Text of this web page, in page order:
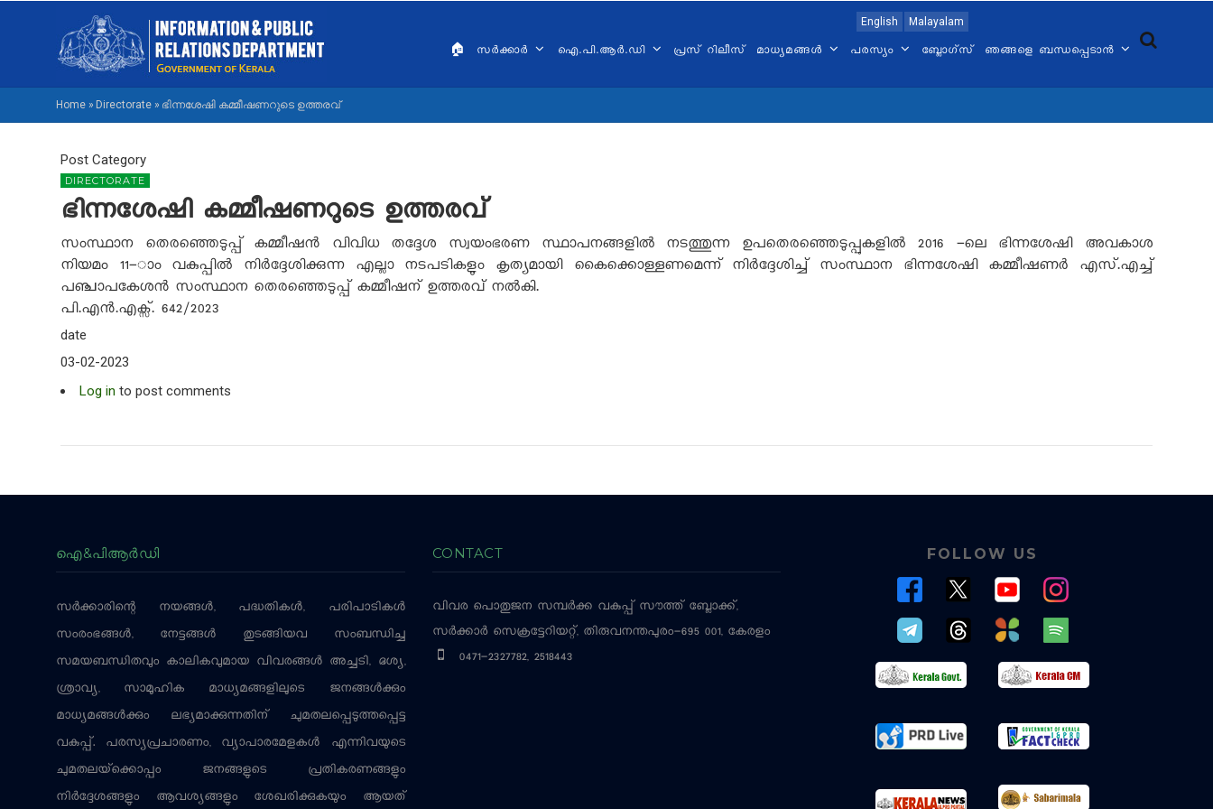
English Malayalam
NAVIGATION
🏠 സർക്കാർ ഐ.പി.ആർ.ഡി പ്രസ് റിലീസ് മാധ്യമങ്ങൾ പരസ്യം ബ്ലോഗ്സ് ഞങ്ങളെ ബന്ധപ്പെടാൻ
BREADCRUMB
Home » Directorate » ഭിന്നശേഷി കമ്മീഷണറുടെ ഉത്തരവ്
Post Category
DIRECTORATE
ഭിന്നശേഷി കമ്മീഷണറുടെ ഉത്തരവ്
സംസ്ഥാന തെരഞ്ഞെടുപ്പ് കമ്മീഷൻ വിവിധ തദ്ദേശ സ്വയംഭരണ സ്ഥാപനങ്ങളിൽ നടത്തുന്ന ഉപതെരഞ്ഞെടുപ്പുകളിൽ 2016 -ലെ ഭിന്നശേഷി അവകാശ
നിയമം 11-ാം വകുപ്പിൽ നിർദ്ദേശിക്കുന്ന എല്ലാ നടപടികളും കൃത്യമായി കൈക്കൊള്ളണമെന്ന് നിർദ്ദേശിച്ച് സംസ്ഥാന ഭിന്നശേഷി കമ്മീഷണർ എസ്.എച്ച്
പഞ്ചാപകേശൻ സംസ്ഥാന തെരഞ്ഞെടുപ്പ് കമ്മീഷന് ഉത്തരവ് നൽകി.
പി.എൻ.എക്സ്. 642/2023
date
03-02-2023
Log in to post comments
ഐ&പിആര്‍ഡി
സര്‍ക്കാരിന്റെ നയങ്ങള്‍, പദ്ധതികള്‍, പരിപാടികള്‍
സംരംഭങ്ങള്‍, നേട്ടങ്ങള്‍ തുടങ്ങിയവ സംബന്ധിച്ച
സമയബന്ധിതവും കാലികവുമായ വിവരങ്ങള്‍ അച്ചടി, ദൃശ്യ,
ശ്രാവ്യ, സാമൂഹിക മാധ്യമങ്ങളിലൂടെ ജനങ്ങള്‍ക്കും
മാധ്യമങ്ങള്‍ക്കും ലഭ്യമാക്കുന്നതിന് ചുമതലപ്പെടുത്തപ്പെട്ട
വകുപ്പ്. പരസ്യപ്രചാരണം, വ്യാപാരമേളകള്‍ എന്നിവയുടെ
ചുമതലയ്‌ക്കൊപ്പം ജനങ്ങളുടെ പ്രതികരണങ്ങളും
നിര്‍ദ്ദേശങ്ങളും ആവശ്യങ്ങളും ശേഖരിക്കുകയും ആയത്
CONTACT
വിവര പൊതുജന സമ്പര്‍ക്ക വകുപ്പ് സൗത്ത് ബ്ലോക്ക്,
സര്‍ക്കാര്‍ സെക്രട്ടേറിയറ്റ്, തിരുവനന്തപുരം-695 001, കേരളം
0471-2327782, 2518443
FOLLOW US